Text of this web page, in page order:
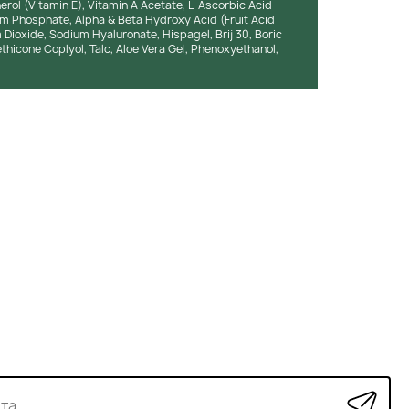
(Vitamin E), Vitamin A Acetate, L-Ascorbic Acid
Phosphate, Alpha & Beta Hydroxy Acid (Fruit Acid
Sodium Hyaluronate, Hispagel, Brij 30, Boric
Coplyol, Talc, Aloe Vera Gel, Phenoxyethanol,